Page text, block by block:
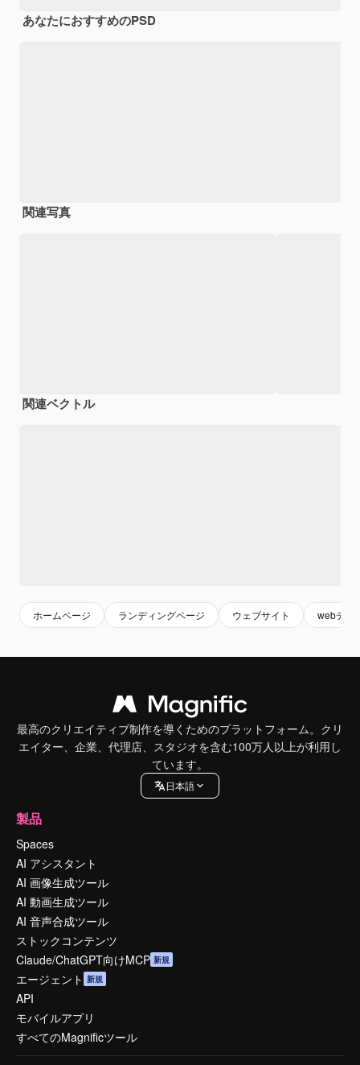
あなたにおすすめのPSD
関連写真
関連ベクトル
ホームページ ランディングページ ウェブサイト webデザ
最高のクリエイティブ制作を導くためのプラットフォーム。クリ
エイター、企業、代理店、スタジオを含む100万人以上が利用し
ています。
日本語
製品
Spaces
AI アシスタント
AI 画像生成ツール
AI 動画生成ツール
AI 音声合成ツール
ストックコンテンツ
Claude/ChatGPT向けMCP 新規
エージェント 新規
API
モバイルアプリ
すべてのMagnificツール